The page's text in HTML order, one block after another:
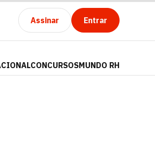
Assinar Entrar
CONCURSOSMUNDO RH